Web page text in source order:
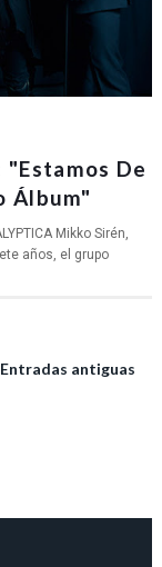
De
Álbum"
Mikko Sirén,
años, el grupo
Entradas antiguas